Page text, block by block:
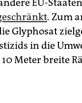
EU-
. Zum
Glyphosat
in die
Meter breite